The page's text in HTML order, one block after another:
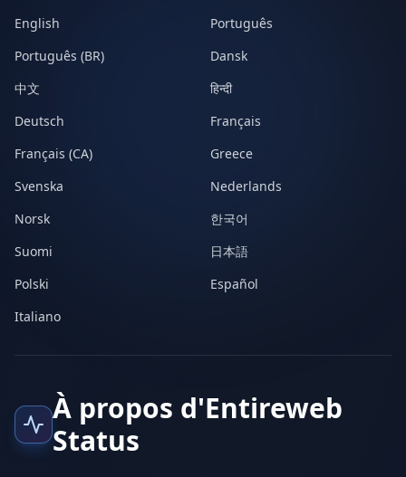
English
Português
Português (BR)
Dansk
中文
हिन्दी
Deutsch
Français
Français (CA)
Greece
Svenska
Nederlands
Norsk
한국어
Suomi
日本語
Polski
Español
Italiano
À propos d'Entireweb
Status